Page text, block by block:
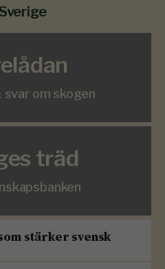
om skogen
träd
stärker svensk